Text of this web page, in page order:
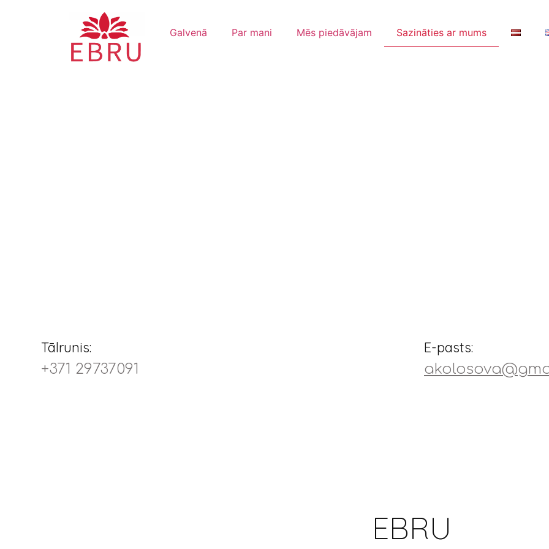
Galvenā Par mani Mēs piedāvājam Sazināties ar mums
Tālrunis:
+371 29737091
E-pasts:
EBRU